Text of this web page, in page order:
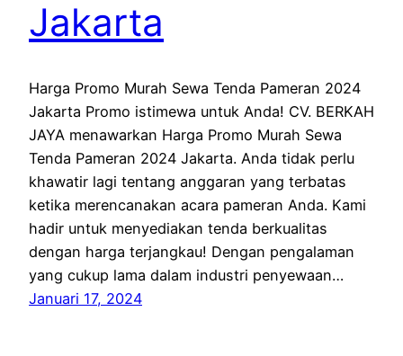
Jakarta
Harga Promo Murah Sewa Tenda Pameran 2024
Jakarta Promo istimewa untuk Anda! CV. BERKAH
JAYA menawarkan Harga Promo Murah Sewa
Tenda Pameran 2024 Jakarta. Anda tidak perlu
khawatir lagi tentang anggaran yang terbatas
ketika merencanakan acara pameran Anda. Kami
hadir untuk menyediakan tenda berkualitas
dengan harga terjangkau! Dengan pengalaman
yang cukup lama dalam industri penyewaan…
Januari 17, 2024